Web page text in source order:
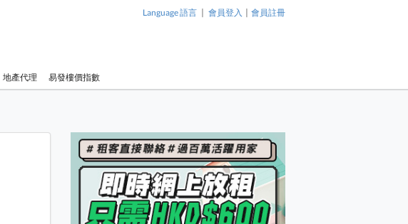
Language 語言 | 會員登入 | 會員註冊
地產代理 易發樓價指數